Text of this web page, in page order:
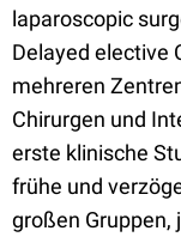
laparoscopic
Delayed elective
mehreren
Chirurgen und
erste klinische
frühe und
großen Gruppen,